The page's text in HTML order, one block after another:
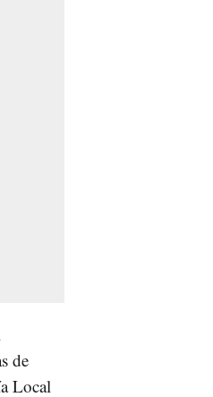
de
Local